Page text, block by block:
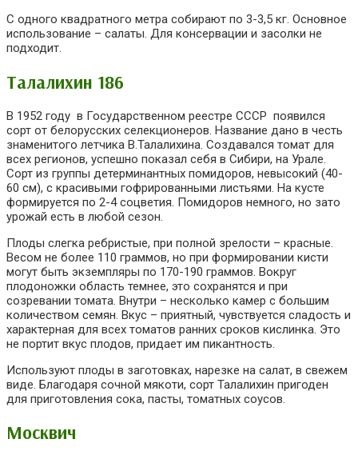
С одного квадратного метра собирают по 3-3,5 кг. Основное
использование – салаты. Для консервации и засолки не
подходит.
Талалихин 186
В 1952 году в Государственном реестре СССР появился
сорт от белорусских селекционеров. Название дано в честь
знаменитого летчика В.Талалихина. Создавался томат для
всех регионов, успешно показал себя в Сибири, на Урале.
Сорт из группы детерминантных помидоров, невысокий (40-
60 см), с красивыми гофрированными листьями. На кусте
формируется по 2-4 соцветия. Помидоров немного, но зато
урожай есть в любой сезон.
Плоды слегка ребристые, при полной зрелости – красные.
Весом не более 110 граммов, но при формировании кисти
могут быть экземпляры по 170-190 граммов. Вокруг
плодоножки область темнее, это сохранятся и при
созревании томата. Внутри – несколько камер с большим
количеством семян. Вкус – приятный, чувствуется сладость и
характерная для всех томатов ранних сроков кислинка. Это
не портит вкус плодов, придает им пикантность.
Используют плоды в заготовках, нарезке на салат, в свежем
виде. Благодаря сочной мякоти, сорт Талалихин пригоден
для приготовления сока, пасты, томатных соусов.
Москвич